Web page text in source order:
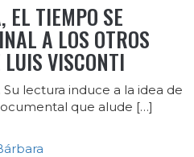
EL TIEMPO SE
A LOS OTROS
VISCONTI
lectura induce a la idea de
que alude […]